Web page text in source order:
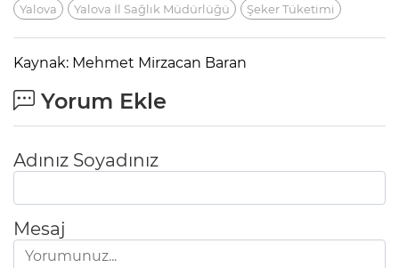
Yalova Yalova İl Sağlık Müdürlüğü Şeker Tüketimi
Kaynak: Mehmet Mirzacan Baran
Yorum Ekle
Adınız Soyadınız
Mesaj